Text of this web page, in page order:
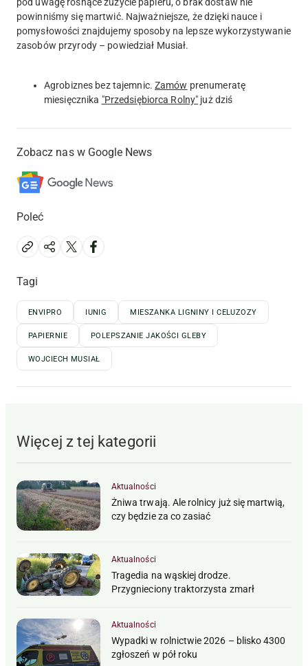
pod uwagę rosnące zużycie papieru, o brak dostaw nie
powinniśmy się martwić. Najważniejsze, że dzięki nauce i
pomysłowości znajdujemy sposoby na lepsze wykorzystywanie
zasobów przyrody – powiedział Musiał.
Agrobiznes bez tajemnic. Zamów prenumeratę
miesięcznika "Przedsiębiorca Rolny" już dziś
Zobacz nas w Google News
Poleć
Tagi
ENVIPRO IUNIG MIESZANKA LIGNINY I CELUZOZY
PAPIERNIE POLEPSZANIE JAKOŚCI GLEBY
WOJCIECH MUSIAŁ
Więcej z tej kategorii
Aktualności
Żniwa trwają. Ale rolnicy już się martwią,
czy będzie za co zasiać
Aktualności
Tragedia na wąskiej drodze.
Przygnieciony traktorzysta zmarł
Aktualności
Wypadki w rolnictwie 2026 – blisko 4300
zgłoszeń w pół roku